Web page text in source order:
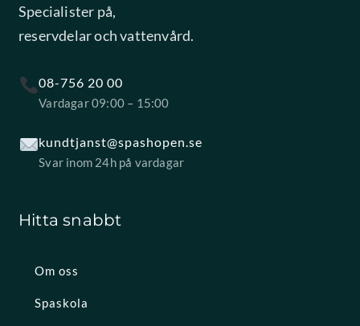
Specialister på,
reservdelar och vattenvård.
08-756 20 00
Vardagar 09:00 – 15:00
kundtjanst@spashopen.se
Svar inom 24h på vardagar
Hitta snabbt
Om oss
Spaskola